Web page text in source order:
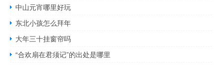
中山元宵哪里好玩
东北小孩怎么拜年
大年三十挂窗帘吗
“合欢扇在君须记”的出处是哪里